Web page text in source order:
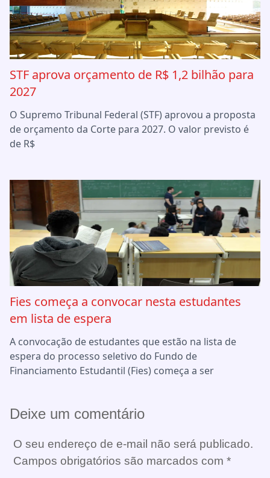
STF aprova orçamento de R$ 1,2 bilhão para
2027
O Supremo Tribunal Federal (STF) aprovou a proposta
de orçamento da Corte para 2027. O valor previsto é
de R$
Fies começa a convocar nesta estudantes
em lista de espera
A convocação de estudantes que estão na lista de
espera do processo seletivo do Fundo de
Financiamento Estudantil (Fies) começa a ser
Deixe um comentário
O seu endereço de e-mail não será publicado.
Campos obrigatórios são marcados com *